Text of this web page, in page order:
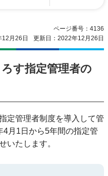
ページ番号：4136
月26日
更新日：2022年12月26日
す指定管理者の
定管理者制度を導入して管
月1日から5年間の指定管
いたします。